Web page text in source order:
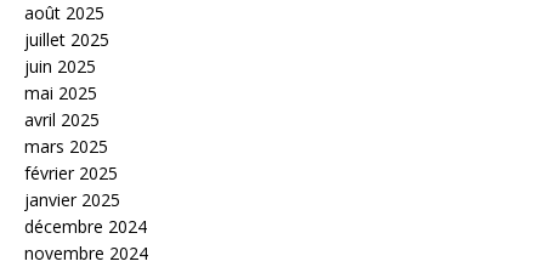
août 2025
juillet 2025
juin 2025
mai 2025
avril 2025
mars 2025
février 2025
janvier 2025
décembre 2024
novembre 2024